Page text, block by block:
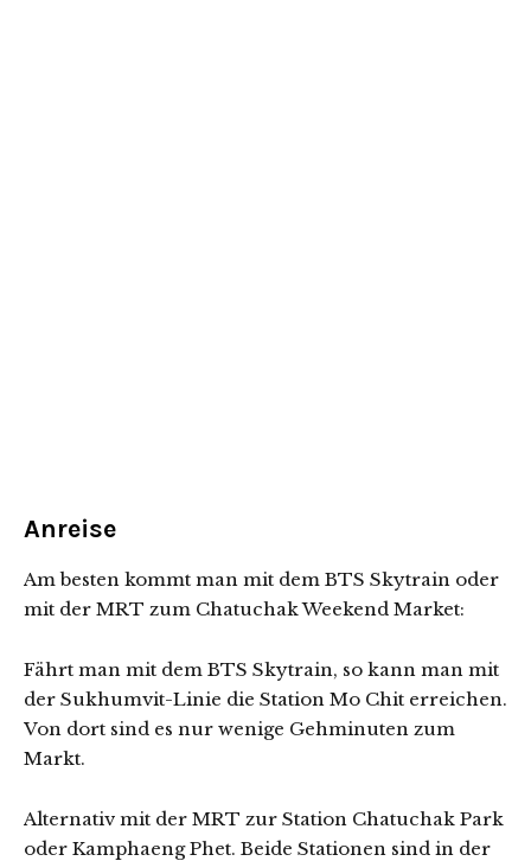
Anreise
Am besten kommt man mit dem BTS Skytrain oder
mit der MRT zum Chatuchak Weekend Market:
Fährt man mit dem BTS Skytrain, so kann man mit
der Sukhumvit-Linie die Station Mo Chit erreichen.
Von dort sind es nur wenige Gehminuten zum
Markt.
Alternativ mit der MRT zur Station Chatuchak Park
oder Kamphaeng Phet. Beide Stationen sind in der